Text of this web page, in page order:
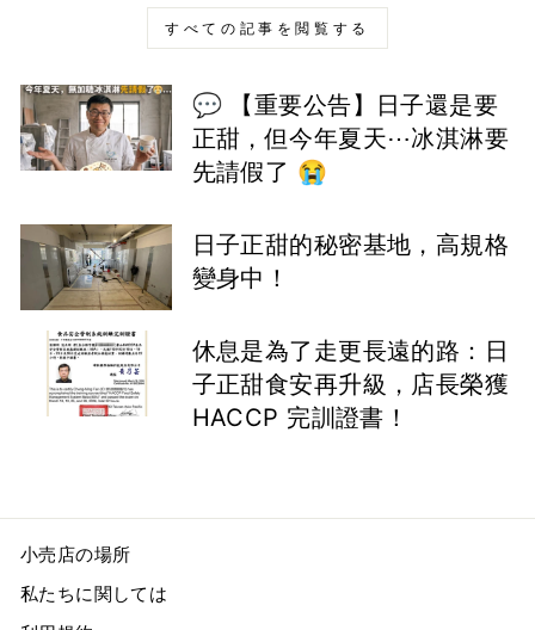
すべての記事を閲覧する
💬 【重要公告】日子還是要
正甜，但今年夏天⋯冰淇淋要
先請假了 😭
日子正甜的秘密基地，高規格
變身中！
休息是為了走更長遠的路：日
子正甜食安再升級，店長榮獲
HACCP 完訓證書！
小売店の場所
私たちに関しては